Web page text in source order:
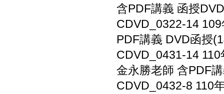
含PDF講義 函授
CDVD_0322-14
PDF講義 DVD函授
CDVD_0431-14
金永勝老師 含PDF
CDVD_0432-8 110